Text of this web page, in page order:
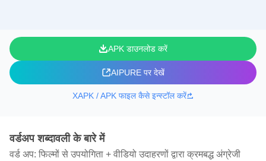
APK डाउनलोड करें
AIPURE पर देखें
XAPK / APK फाइल कैसे इन्स्टॉल करें
वर्डअप शब्दावली के बारे में
वर्ड अप: फिल्मों से उपयोगिता + वीडियो उदाहरणों द्वारा क्रमबद्ध अंग्रेजी